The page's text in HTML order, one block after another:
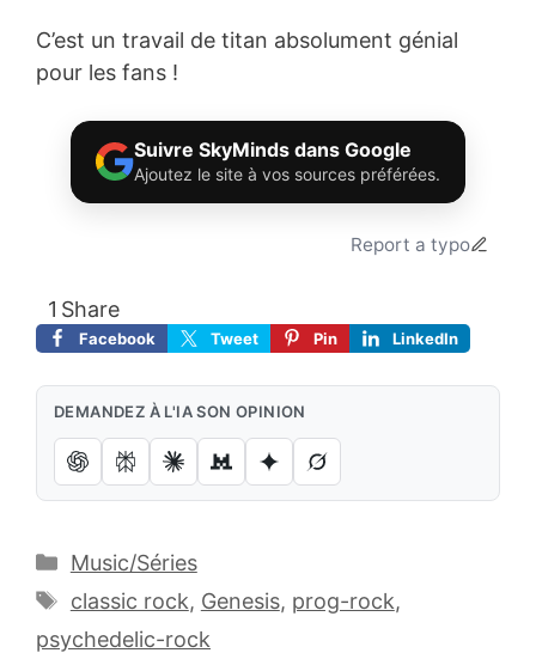
C’est un travail de titan absolument génial
pour les fans !
Suivre SkyMinds dans Google
Ajoutez le site à vos sources préférées.
Report a typo
Share
1
Facebook Tweet Pin LinkedIn
DEMANDEZ À L'IA SON OPINION
Catégories
Music/Séries
Étiquettes
classic rock, Genesis, prog-rock,
psychedelic-rock